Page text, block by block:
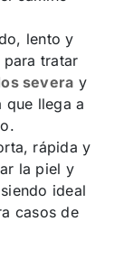
lento y
tratar
severa y
que llega a
rápida y
la piel y
ideal
casos de